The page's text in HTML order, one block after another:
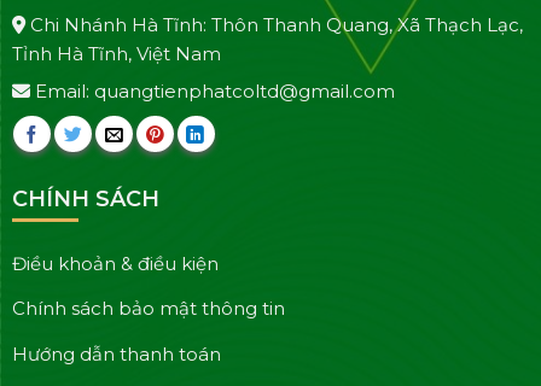
Chi Nhánh Hà Tĩnh: Thôn Thanh Quang, Xã Thạch Lạc,
Tỉnh Hà Tĩnh, Việt Nam
Email: quangtienphatcoltd@gmail.com
CHÍNH SÁCH
Điều khoản & điều kiện
Chính sách bảo mật thông tin
Hướng dẫn thanh toán